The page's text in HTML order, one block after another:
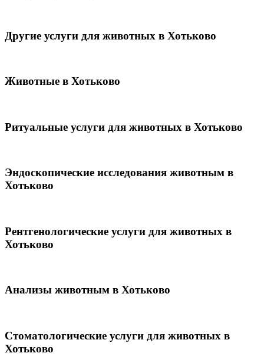
Другие услуги для животных в Хотьково
Животные в Хотьково
Ритуальные услуги для животных в Хотьково
Эндоскопические исследования животным в
Хотьково
Рентгенологические услуги для животных в
Хотьково
Анализы животным в Хотьково
Стоматологические услуги для животных в
Хотьково